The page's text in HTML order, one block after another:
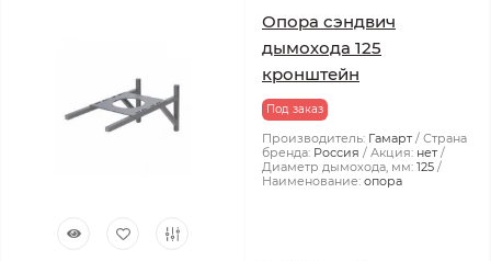
Опора сэндвич
дымохода 125
кронштейн
Под заказ
Производитель: Гамарт
Страна
бренда: Россия Акция: нет
Диаметр дымохода, мм: 125
Наименование: опора